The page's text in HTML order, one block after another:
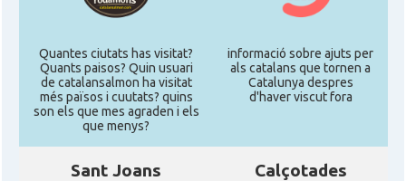
Quantes ciutats has visitat?
Quants paisos? Quin usuari
de catalansalmon ha visitat
més països i cuutats? quins
son els que mes agraden i els
que menys?
informació sobre ajuts per
als catalans que tornen a
Catalunya despres
d'haver viscut fora
Sant Joans Calçotades